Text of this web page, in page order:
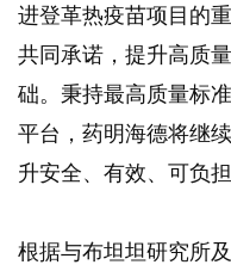
进登革热疫苗项目的
共同承诺，提升高质
础。秉持最高质量标
平台，药明海德将继
升安全、有效、可负
根据与布坦坦研究所